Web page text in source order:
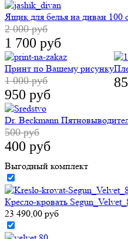
Ящик для белья на диван 100
2 000 руб
1 700 руб
Принт по Вашему рисунку
1 000 руб
950 руб
Dr. Beckmann
500 руб
400 руб
Выгодный комплект
Кресло-кровать
23 490,00 руб